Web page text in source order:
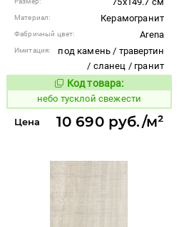
Материал: Керамогранит
Фабричный цвет: Arena
Имитация:
под камень / травертин
/ сланец / гранит
Код товара:
1122708Код товара:
небо тусклой свежести
Цена 10 690 руб./м²